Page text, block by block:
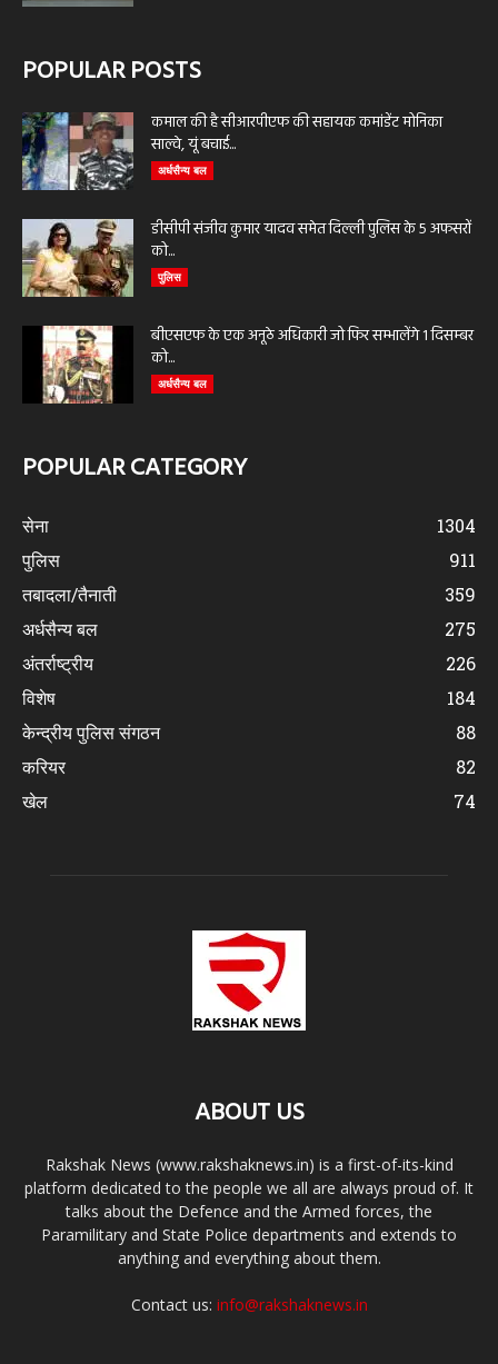
POPULAR POSTS
कमाल की है सीआरपीएफ की सहायक कमांडेंट मोनिका
साल्वे, यूं बचाई...
अर्धसैन्य बल
डीसीपी संजीव कुमार यादव समेत दिल्ली पुलिस के 5 अफसरों
को...
पुलिस
बीएसएफ के एक अनूठे अधिकारी जो फिर सम्भालेंगे 1 दिसम्बर
को...
अर्धसैन्य बल
POPULAR CATEGORY
सेना
1304
पुलिस
911
तबादला/तैनाती
359
अर्धसैन्य बल
275
अंतर्राष्ट्रीय
226
विशेष
184
केन्द्रीय पुलिस संगठन
88
करियर
82
खेल
74
ABOUT US
Rakshak News (www.rakshaknews.in) is a first-of-its-kind
platform dedicated to the people we all are always proud of. It
talks about the Defence and the Armed forces, the
Paramilitary and State Police departments and extends to
anything and everything about them.
Contact us: info@rakshaknews.in